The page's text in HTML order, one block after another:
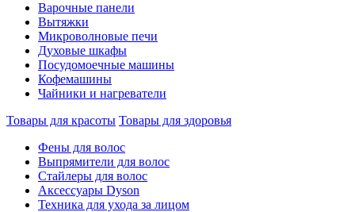
Варочные панели
Вытяжки
Микроволновые печи
Духовые шкафы
Посудомоечные машины
Кофемашины
Чайники и нагреватели
Товары для красоты Товары для здоровья
Фены для волос
Выпрямители для волос
Стайлеры для волос
Аксессуары Dyson
Техника для ухода за лицом